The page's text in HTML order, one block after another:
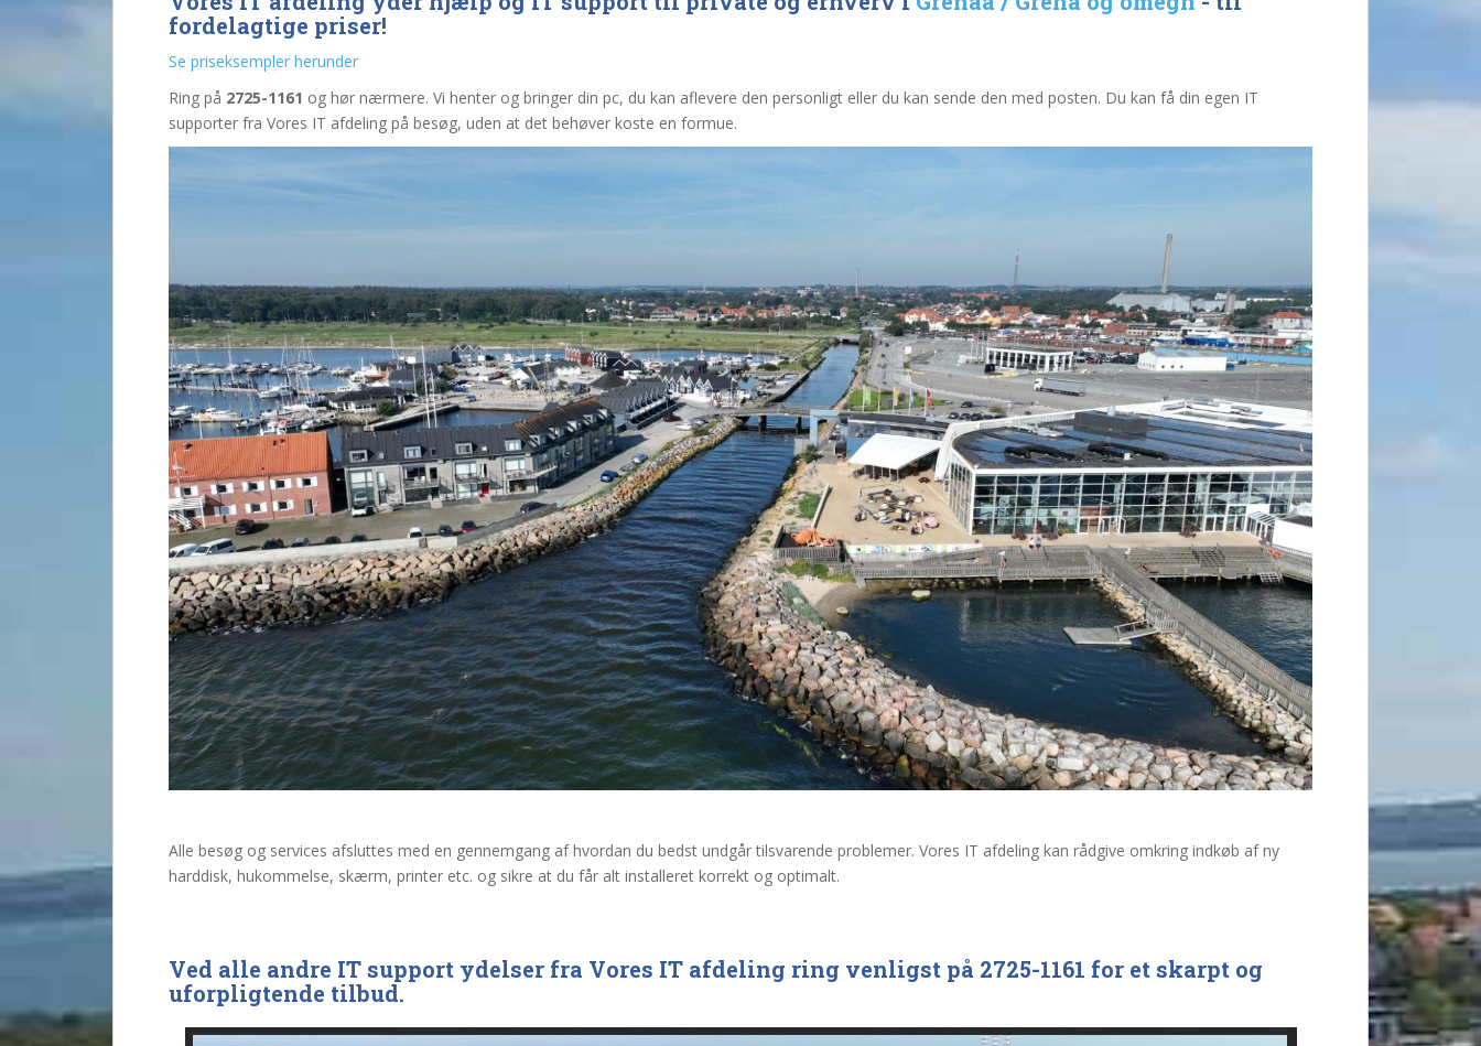
fordelagtige priser!
Se priseksempler herunder
Ring på 2725-1161 og hør nærmere. Vi henter og bringer din pc, du kan aflevere den personligt eller du kan sende den med posten. Du kan få din egen IT
supporter fra Vores IT afdeling på besøg, uden at det behøver koste en formue.
Alle besøg og services afsluttes med en gennemgang af hvordan du bedst undgår tilsvarende problemer. Vores IT afdeling kan rådgive omkring indkøb af ny
harddisk, hukommelse, skærm, printer etc. og sikre at du får alt installeret korrekt og optimalt.
Ved alle andre IT support ydelser fra Vores IT afdeling ring venligst på 2725-1161 for et skarpt og
uforpligtende tilbud.